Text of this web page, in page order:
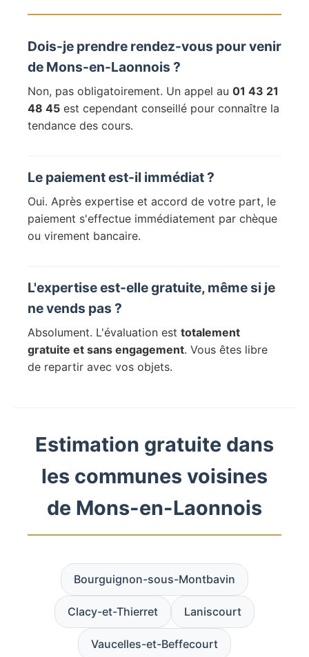
Dois-je prendre rendez-vous pour venir
de Mons-en-Laonnois ?
Non, pas obligatoirement. Un appel au 01 43 21
48 45 est cependant conseillé pour connaître la
tendance des cours.
Le paiement est-il immédiat ?
Oui. Après expertise et accord de votre part, le
paiement s'effectue immédiatement par chèque
ou virement bancaire.
L'expertise est-elle gratuite, même si je
ne vends pas ?
Absolument. L'évaluation est totalement
gratuite et sans engagement. Vous êtes libre
de repartir avec vos objets.
Estimation gratuite dans
les communes voisines
de Mons-en-Laonnois
Bourguignon-sous-Montbavin
Clacy-et-Thierret Laniscourt
Vaucelles-et-Beffecourt